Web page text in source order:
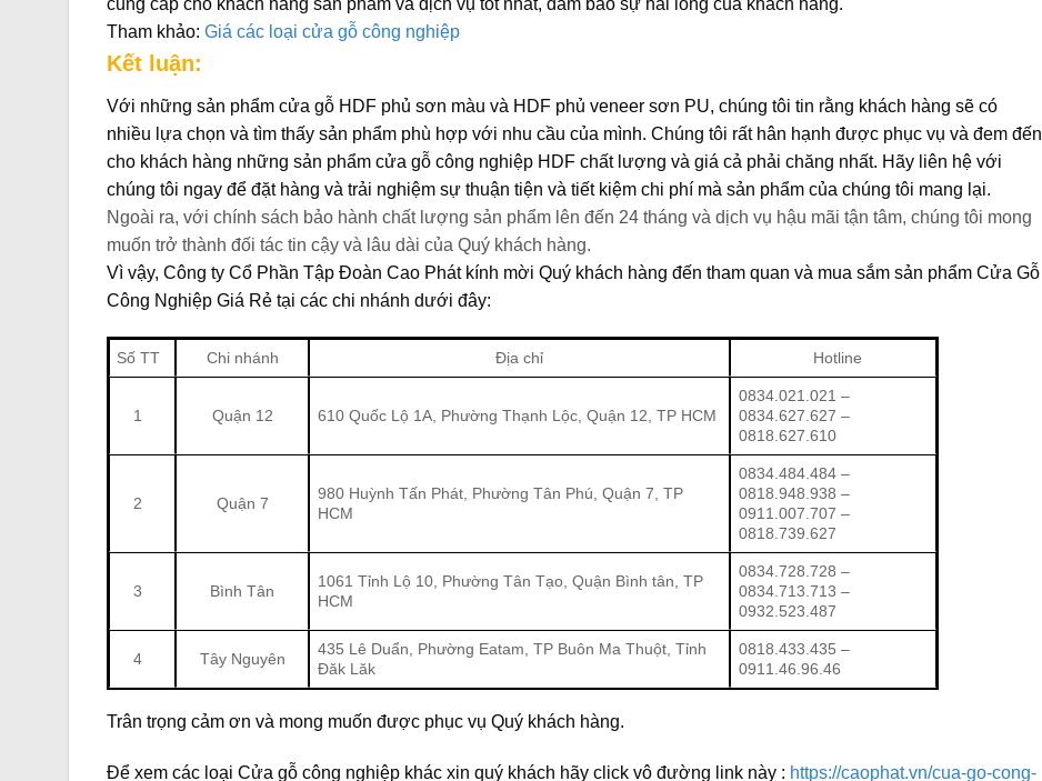
Tham khảo: Giá các loại cửa gỗ công nghiệp
Kết luận:
Với những sản phẩm cửa gỗ HDF phủ sơn màu và HDF phủ veneer sơn PU, chúng tôi tin rằng khách hàng sẽ có
nhiều lựa chọn và tìm thấy sản phẩm phù hợp với nhu cầu của mình. Chúng tôi rất hân hạnh được phục vụ và đem đến
cho khách hàng những sản phẩm cửa gỗ công nghiệp HDF chất lượng và giá cả phải chăng nhất. Hãy liên hệ với
chúng tôi ngay để đặt hàng và trải nghiệm sự thuận tiện và tiết kiệm chi phí mà sản phẩm của chúng tôi mang lại.
Ngoài ra, với chính sách bảo hành chất lượng sản phẩm lên đến 24 tháng và dịch vụ hậu mãi tận tâm, chúng tôi mong
muốn trở thành đối tác tin cậy và lâu dài của Quý khách hàng.
Vì vậy, Công ty Cổ Phần Tập Đoàn Cao Phát kính mời Quý khách hàng đến tham quan và mua sắm sản phẩm Cửa Gỗ
Công Nghiệp Giá Rẻ tại các chi nhánh dưới đây:
Số TT Chi nhánh Địa chỉ Hotline
1 Quận 12 610 Quốc Lộ 1A, Phường Thạnh Lộc, Quận 12, TP HCM
0834.021.021 –
0834.627.627 –
0818.627.610
2 Quận 7
980 Huỳnh Tấn Phát, Phường Tân Phú, Quận 7, TP
HCM
0834.484.484 –
0818.948.938 –
0911.007.707 –
0818.739.627
3 Bình Tân
1061 Tỉnh Lộ 10, Phường Tân Tạo, Quận Bình tân, TP
HCM
0834.728.728 –
0834.713.713 –
0932.523.487
4 Tây Nguyên
435 Lê Duẩn, Phường Eatam, TP Buôn Ma Thuột, Tỉnh
Đăk Lăk
0818.433.435 –
0911.46.96.46
Trân trọng cảm ơn và mong muốn được phục vụ Quý khách hàng.
Để xem các loại Cửa gỗ công nghiệp khác xin quý khách hãy click vô đường link này : https://caophat.vn/cua-go-cong-